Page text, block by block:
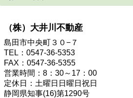
（株）大井川不動産
島田市中央町３０−７
TEL：0547-36-5353
FAX：0547-36-5355
営業時間：8：30～17：00
定休日：土曜日日曜日祝日
静岡県知事(16)第1290号